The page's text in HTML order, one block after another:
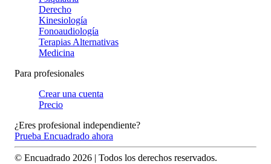
Derecho
Kinesiología
Fonoaudiología
Terapias Alternativas
Medicina
Para profesionales
Crear una cuenta
Precio
¿Eres profesional independiente?
Prueba Encuadrado ahora
© Encuadrado 2026 | Todos los derechos reservados.